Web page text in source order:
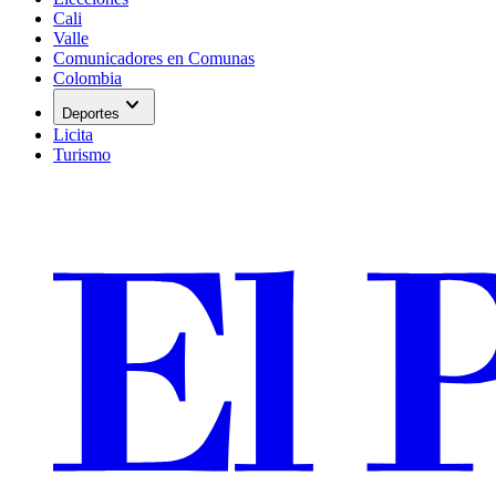
Cali
Valle
Comunicadores en Comunas
Colombia
Deportes expand_more
Licita
Turismo